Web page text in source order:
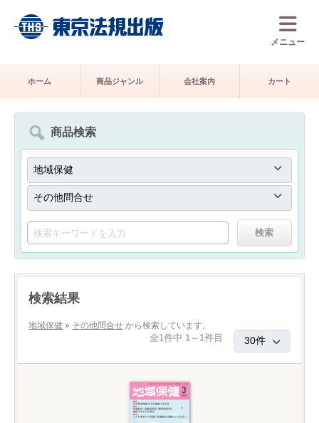
メニュー
ホーム 商品ジャンル 会社案内 カート
商品検索
検索結果
地域保健 » その他問合せ から検索しています。
全1件中 1～1件目